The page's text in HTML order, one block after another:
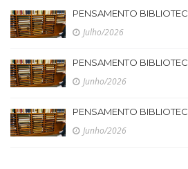
PENSAMENTO
Julho/2026
PENSAMENTO
Junho/2026
PENSAMENTO
Junho/2026